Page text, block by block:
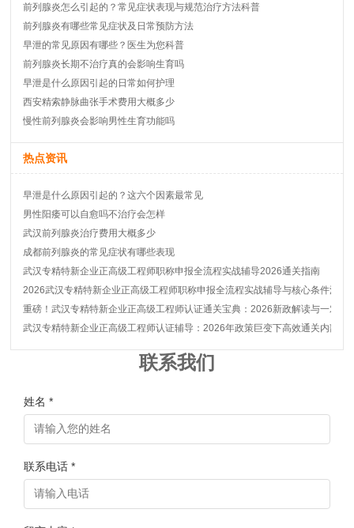
前列腺炎怎么引起的？常见症状表现与规范治疗方法科普
前列腺炎有哪些常见症状及日常预防方法
早泄的常见原因有哪些？医生为您科普
前列腺炎长期不治疗真的会影响生育吗
早泄是什么原因引起的日常如何护理
西安精索静脉曲张手术费用大概多少
慢性前列腺炎会影响男性生育功能吗
热点资讯
早泄是什么原因引起的？这六个因素最常见
男性阳痿可以自愈吗不治疗会怎样
武汉前列腺炎治疗费用大概多少
成都前列腺炎的常见症状有哪些表现
武汉专精特新企业正高级工程师职称申报全流程实战辅导2026通关指南
2026武汉专精特新企业正高级工程师职称申报全流程实战辅导与核心条件深度
重磅！武汉专精特新企业正高级工程师认证通关宝典：2026新政解读与一对一
武汉专精特新企业正高级工程师认证辅导：2026年政策巨变下高效通关内部秘
联系我们
姓名 *
联系电话 *